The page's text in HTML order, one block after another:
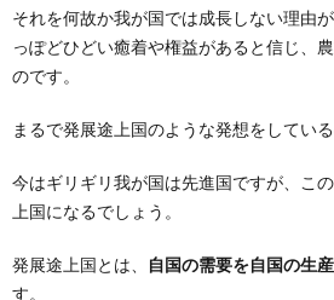
それを何故か我が国では成長しない理由
っぽどひどい癒着や権益があると信じ、
のです。
まるで発展途上国のような発想をしている
今はギリギリ我が国は先進国ですが、こ
上国になるでしょう。
発展途上国とは、 自国の需要を自国の生
す。